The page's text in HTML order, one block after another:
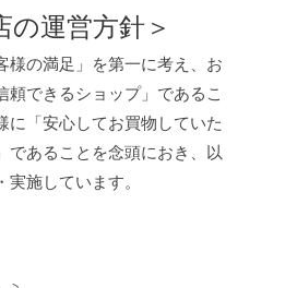
の運営方針＞
様の満足」を第一に考え、お
頼できるショップ」であるこ
に「安心してお買物していた
であることを念頭におき、以
施しています。